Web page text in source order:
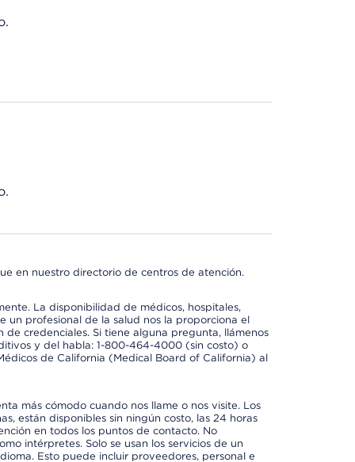
en nuestro directorio de centros de atención.
La disponibilidad de médicos, hospitales,
un profesional de la salud nos la proporciona el
credenciales. Si tiene alguna pregunta, llámenos
y del habla: 1-800-464-4000 (sin costo) o
de California (Medical Board of California) al
más cómodo cuando nos llame o nos visite. Los
están disponibles sin ningún costo, las 24 horas
en todos los puntos de contacto. No
intérpretes. Solo se usan los servicios de un
Esto puede incluir proveedores, personal e